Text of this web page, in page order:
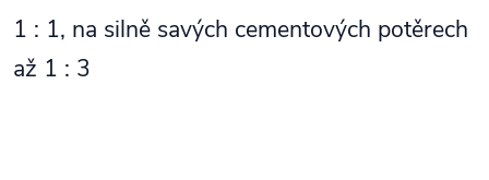
1 : 1, na silně savých cementových potěrech
až 1 : 3